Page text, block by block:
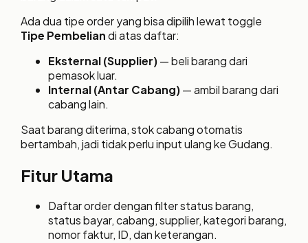
Ada dua tipe order yang bisa dipilih lewat toggle
Tipe Pembeliandi atas daftar:
Eksternal (Supplier)— beli barang dari
pemasok luar.
Internal (Antar Cabang)— ambil barang dari
cabang lain.
Saat barang diterima, stok cabang otomatis
bertambah, jadi tidak perlu input ulang ke Gudang.
Fitur Utama
Daftar order dengan filter status barang,
status bayar, cabang, supplier, kategori barang,
nomor faktur, ID, dan keterangan.